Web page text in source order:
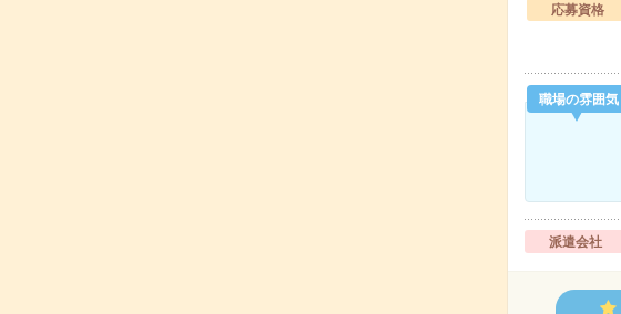
応募資格
職場の雰囲気
派遣会社